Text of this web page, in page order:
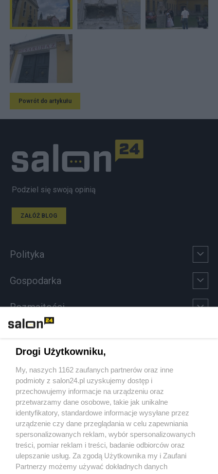
Powrót do artykułu
Podziel się swoją opinią
ZAŁÓŻ BLOG
Polityka
Gospodarka
Rozmaitości
Sport
Społeczeństwo
Kultura
X Facebook Instagram Youtube
Drogi Użytkowniku,
My, naszych 1162 zaufanych partnerów oraz inne
podmioty z salon24.pl uzyskujemy dostęp i
przechowujemy informacje na urządzeniu oraz
przetwarzamy dane osobowe, takie jak unikalne
identyfikatory, standardowe informacje wysyłane przez
urządzenie czy dane przeglądania w celu zapewniania
spersonalizowanych reklam, wybór spersonalizowanych
treści, pomiar reklam i treści, badanie odbiorców oraz
ulepszanie usług. Za zgodą Użytkownika my i Zaufani
Partnerzy możemy używać dokładnych danych